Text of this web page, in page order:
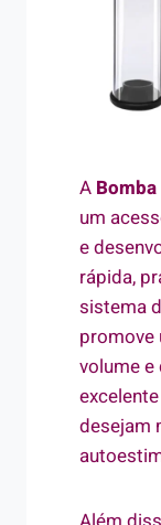
A
um
e
rápida,
sistema
promove
volume e
desejam